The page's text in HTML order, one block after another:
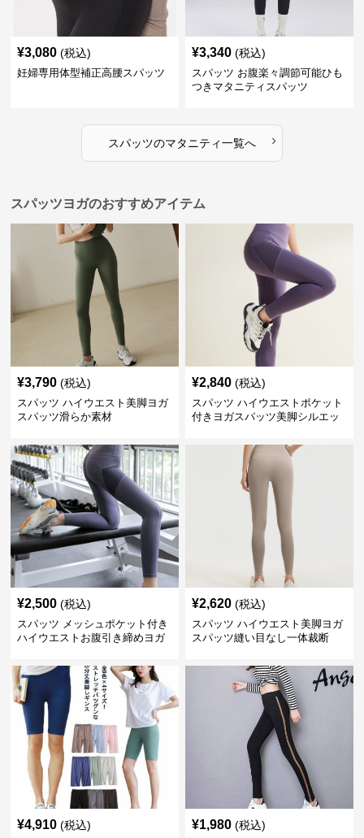
¥3,080 (税込)
妊婦専用体型補正高腰スパッツ
¥3,340 (税込)
スパッツ お腹楽々調節可能ひも
つきマタニティスパッツ
スパッツのマタニティ一覧へ ›
スパッツヨガのおすすめアイテム
¥3,790 (税込)
スパッツ ハイウエスト美脚ヨガ
スパッツ滑らか素材
¥2,840 (税込)
スパッツ ハイウエストポケット
付きヨガスパッツ美脚シルエッ
¥2,500 (税込)
スパッツ メッシュポケット付き
ハイウエストお腹引き締めヨガ
¥2,620 (税込)
スパッツ ハイウエスト美脚ヨガ
スパッツ縫い目なし一体裁断
¥4,910 (税込) ¥1,980 (税込)